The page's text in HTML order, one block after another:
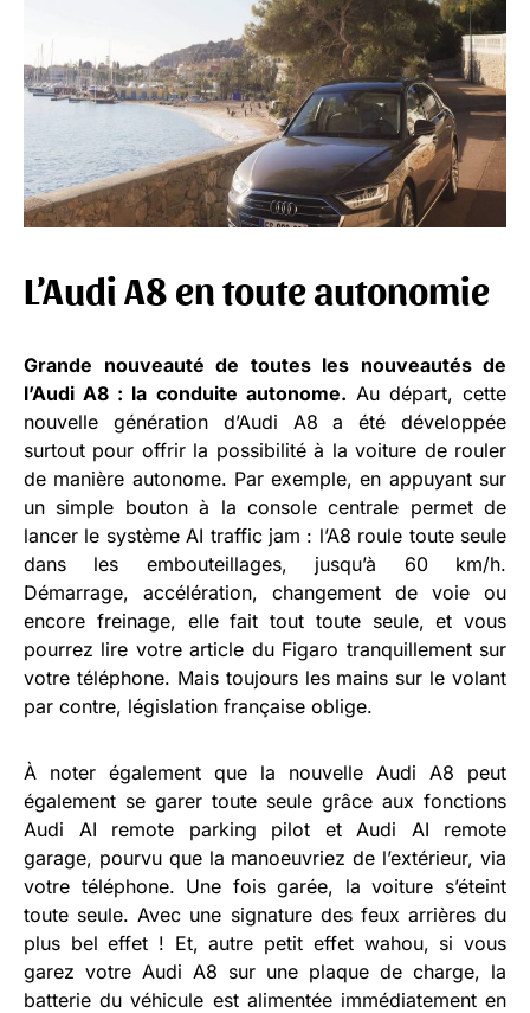
L’Audi A8 en toute autonomie
Grande nouveauté de toutes les nouveautés de
l’Audi A8 : la conduite autonome. Au départ, cette
nouvelle génération d’Audi A8 a été développée
surtout pour offrir la possibilité à la voiture de rouler
de manière autonome. Par exemple, en appuyant sur
un simple bouton à la console centrale permet de
lancer le système AI traffic jam : l’A8 roule toute seule
dans les embouteillages, jusqu’à 60 km/h.
Démarrage, accélération, changement de voie ou
encore freinage, elle fait tout toute seule, et vous
pourrez lire votre article du Figaro tranquillement sur
votre téléphone. Mais toujours les mains sur le volant
par contre, législation française oblige.
À noter également que la nouvelle Audi A8 peut
également se garer toute seule grâce aux fonctions
Audi AI remote parking pilot et Audi AI remote
garage, pourvu que la manoeuvriez de l’extérieur, via
votre téléphone. Une fois garée, la voiture s’éteint
toute seule. Avec une signature des feux arrières du
plus bel effet ! Et, autre petit effet wahou, si vous
garez votre Audi A8 sur une plaque de charge, la
batterie du véhicule est alimentée immédiatement en